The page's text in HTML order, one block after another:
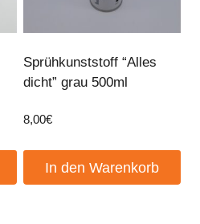
Sprühkunststoff “Alles
dicht” grau 500ml
8,00€
In den Warenkorb